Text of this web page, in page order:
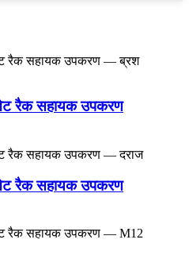
रैक सहायक उपकरण
रैक सहायक उपकरण